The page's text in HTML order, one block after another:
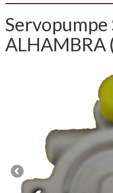
Servopumpe
ALHAMBRA